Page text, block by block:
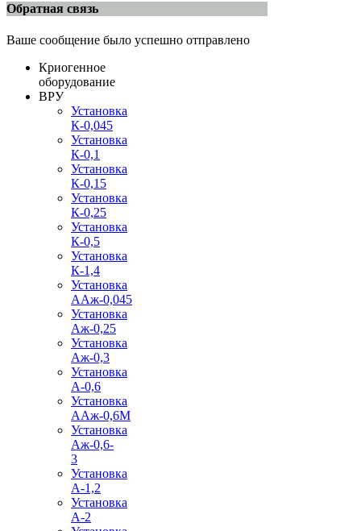
Обратная связь
Ваше сообщение было успешно отправлено
Криогенное
оборудование
ВРУ
Установка
К-0,045
Установка
К-0,1
Установка
К-0,15
Установка
К-0,25
Установка
К-0,5
Установка
К-1,4
Установка
ААж-0,045
Установка
Аж-0,25
Установка
Аж-0,3
Установка
А-0,6
Установка
ААж-0,6М
Установка
Аж-0,6-
3
Установка
А-1,2
Установка
А-2